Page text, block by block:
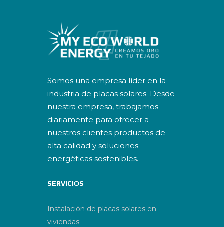
Somos una empresa líder en la
industria de placas solares. Desde
nuestra empresa, trabajamos
diariamente para ofrecer a
nuestros clientes productos de
alta calidad y soluciones
energéticas sostenibles.
SERVICIOS
Instalación de placas solares en
viviendas